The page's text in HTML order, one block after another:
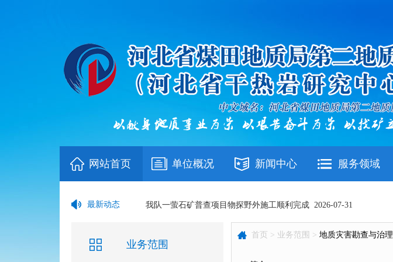
网站首页 单位概况 新闻中心 服务领域
最新动态
我队在省局“书香地质”主题阅读及征文活动中荣获佳绩
我队一萤石矿普查项目物探野外施工顺利完成
我队召开2026年上半年工作推进会
业务范围
首页 > 业务范围 > 地质灾害勘查与治理